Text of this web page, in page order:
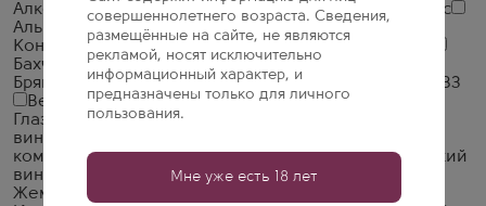
Алкогольная Сибирская Группа Алкон
Альфа Люкс
Альянс-1892
АПФ Фанагория
Араратский
Коньячный Завод
Арсенал Вин
Бахчисарай ВКЗ
Башспирт
БелАлко
БрянскСпиртПром
Веди Алко
Великоустюгский ЛВЗ
Вереск
Викалк ВКК Русь
Главспиртпром
Глазовский ЛВЗ
Грейн Алко
винно-коньячный завод)
комбинат
Дионис Дом Грузинского Вина
Ерасхский
винный завод
Ереванский Коньячный Завод
Жемчужина Ставрополья
Итар Глобал
совершеннолетнего возраста. Сведения,
размещённые на сайте, не являются
рекламой, носят исключительно
информационный характер, и
предназначены только для личного
пользования.
Мне уже есть 18 лет